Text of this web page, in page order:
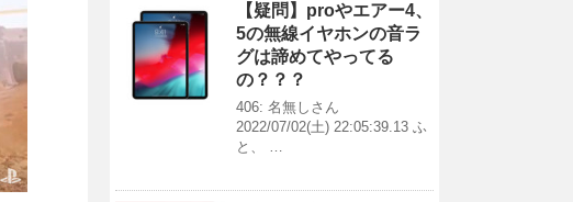
【疑問】proやエアー4、
5の無線イヤホンの音ラ
グは諦めてやってる
の？？？
406: 名無しさん
2022/07/02(土) 22:05:39.13 ふ
と、 …